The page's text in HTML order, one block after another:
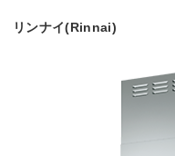
リンナイ(Rinnai)